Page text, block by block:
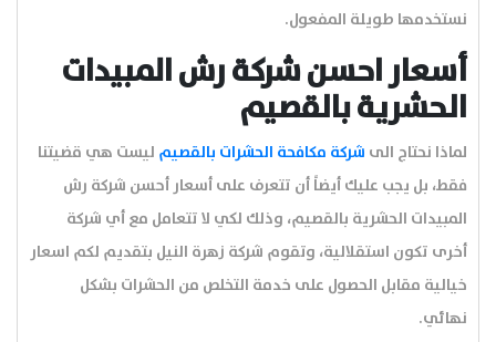
نستخدمها طويلة المفعول.
أسعار احسن شركة رش المبيدات
الحشرية بالقصيم
لماذا نحتاج الى شركة مكافحة الحشرات بالقصيم ليست هي قضيتنا
فقط، بل يجب عليك أيضاً أن تتعرف على أسعار أحسن شركة رش
المبيدات الحشرية بالقصيم، وذلك لكي لا تتعامل مع أي شركة
أخرى تكون استقلالية، وتقوم شركة زهرة النيل بتقديم لكم اسعار
خيالية مقابل الحصول على خدمة التخلص من الحشرات بشكل
نهائي.